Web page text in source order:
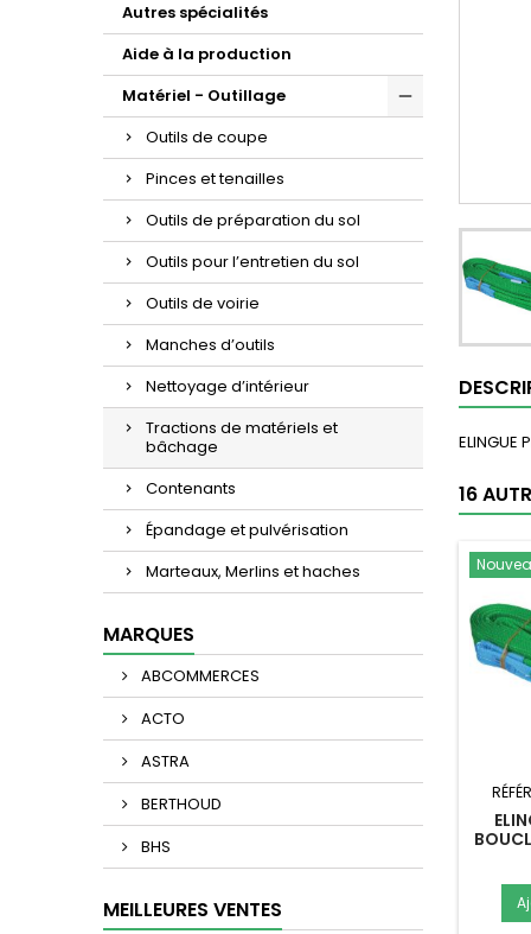
Autres spécialités
Aide à la production
Matériel - Outillage
Outils de coupe
Pinces et tenailles
Outils de préparation du sol
Outils pour l’entretien du sol
Outils de voirie
Manches d’outils
Nettoyage d’intérieur
Tractions de matériels et
bâchage
Contenants
Épandage et pulvérisation
Marteaux, Merlins et haches
MARQUES
ABCOMMERCES
ACTO
ASTRA
BERTHOUD
BHS
MEILLEURES VENTES
ELINGUE
16